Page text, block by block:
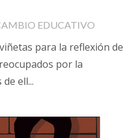
EDUCATIVO
para la reflexión de
por la
ell...